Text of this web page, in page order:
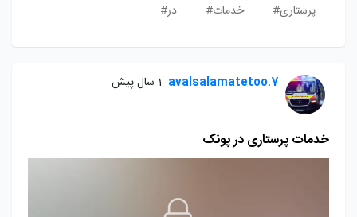
پرستاری# خدمات# در#
avalsalamatetoo.7 1 سال پیش
خدمات پرستاری در پونک